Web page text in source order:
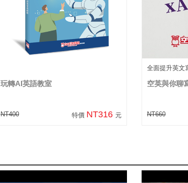
玩轉AI英語教室
NT400 特價 NT316 元
全面提升英文
空英與你聊
NT660